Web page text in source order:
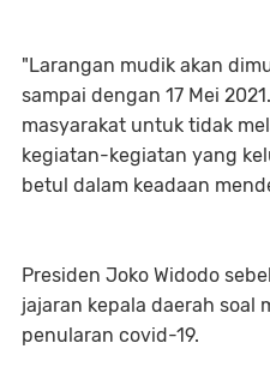
"Larangan mudik akan
sampai dengan 17 Mei
masyarakat untuk tidak
kegiatan-kegiatan yang
betul dalam keadaan
Presiden Joko Widodo
jajaran kepala daerah soal
penularan covid-19.